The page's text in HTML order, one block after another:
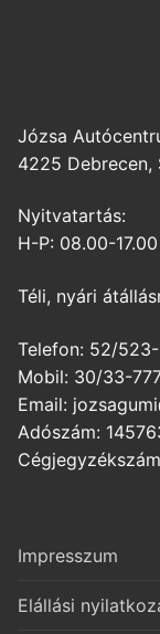
Józsa
4225 Debrecen,
Nyitvatartás:
H-P: 08.00-17.00
Téli, nyári
Telefon: 52/
Mobil: 30/33-
Email:
Adószám:
Impresszum
Elállási